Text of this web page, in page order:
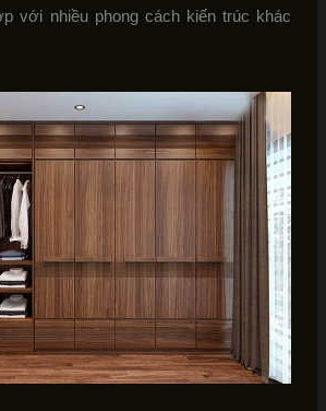
với nhiều phong cách kiến trúc khác